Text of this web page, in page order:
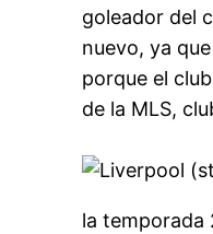
goleador del
nuevo, ya
porque el
de la MLS,
la temporada